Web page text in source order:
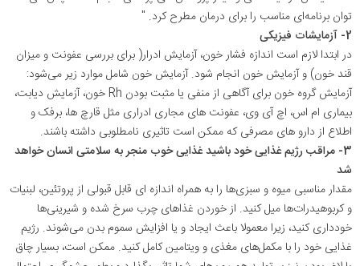
توان برنامه‌ای مناسب را برای درمان مطرح کرد.
"
2- آزمایشات فیزیکی
در ابتدا لازم است اندازه فشار خون، آزمایش ادرار( برای بررسی عفونت و میزان
قند خون) و آزمایش خون انجام شود. آزمایش خون شامل موارد زیر می‌شود:
آزمایش گروه خون برای آگاهی از منفی یا مثبت بودن Rh خون، آزمایش دیابت،
بیماری ام اس، اچ آی وی، عفونت ‌های مجاری ادراری مثل قارچ‌ ها، برفک و
اطلاع از دارو های مصرفی که ممکن است تاثیری نامطلوبی داشته باشند.
3- مراقب رژیم غذایی خود باشید غذایی خوب منجر به سلامتی انسان خواهد
شد
مقدار مناسبی میوه و سبزی‌ها را به همراه اندازه ‌ای قابل قبولی از پروتئین، لبنیات
و کربوهیدرات‌ها میل کنید. از خوردن غذاهای چرب سرخ شده و شیرینی‌ها
خودداری کنید، زیرا معمولا باعث ایجاد و یا افزایش سموم بدن می‌شوند. رژیم
غذایی خود را با مکمل‌های مغذی و ویتامین کامل کنید. ممکن است، بسیار چاق